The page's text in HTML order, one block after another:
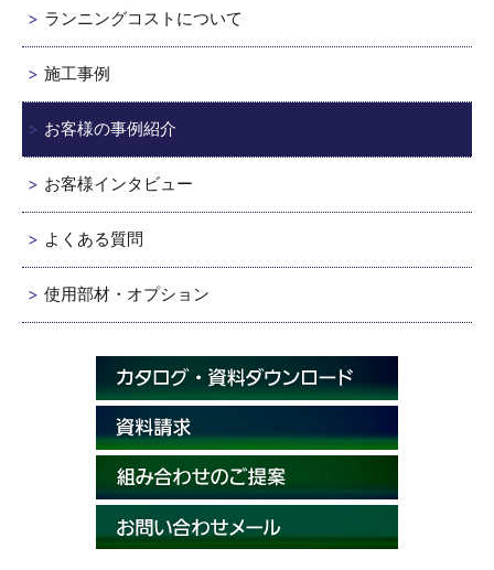
ランニングコストについて
施工事例
お客様の事例紹介
お客様インタビュー
よくある質問
使用部材・オプション